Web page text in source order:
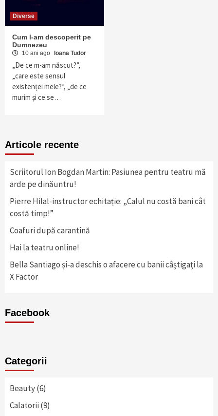
Diverse
Cum l-am descoperit pe
Dumnezeu
10 ani ago Ioana Tudor
„De ce m-am născut?”,
„care este sensul
existenței mele?”, „de ce
murim și ce se…
Articole recente
Scriitorul Ion Bogdan Martin: Pasiunea pentru teatru mă
arde pe dinăuntru!
Pierre Hilal-instructor echitație: „Calul nu costă bani cât
costă timp!”
Coafuri după carantină
Hai la teatru online!
Bella Santiago și-a deschis o afacere cu banii câştigaţi la
X Factor
Facebook
Categorii
Beauty(6)
Calatorii(9)